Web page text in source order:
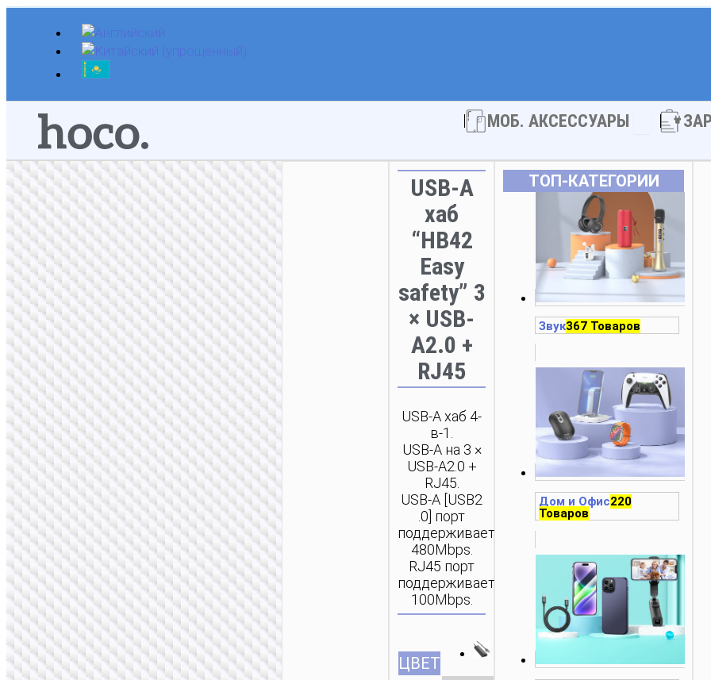
Перейти
содержимому
МОБ. АКСЕССУАРЫ Open МОБ.
USB-A
хаб
“HB42
Easy
safety” 3
× USB-
A2.0 +
RJ45
USB-A хаб 4-
в-1.
USB-A на 3 ×
USB-A2.0 +
RJ45.
USB-A [USB2
.0] порт
поддерживает
480Mbps.
RJ45 порт
поддерживает
100Mbps.
ЦВЕТ
ТОП‑КАТЕГОРИИ
Звук367 Товаров
Дом и Офис220
Товаров